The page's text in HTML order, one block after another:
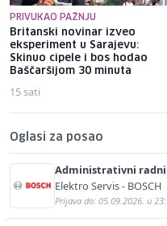
PRIVUKAO PAŽNJU
Britanski novinar izveo
eksperiment u Sarajevu:
Skinuo cipele i bos hodao
Baščaršijom 30 minuta
15 sati
Oglasi za posao
Administrativni
Elektro Servis - BOSCH
Prijava do: 05.09.2026. u